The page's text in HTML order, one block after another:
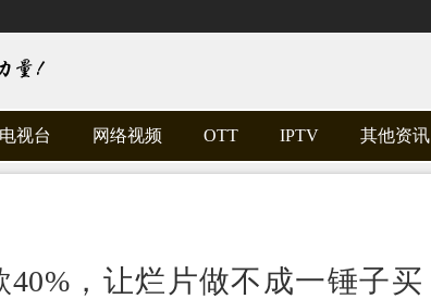
电视台 网络视频 OTT IPTV 其他资讯
，让烂片做不成一锤子买